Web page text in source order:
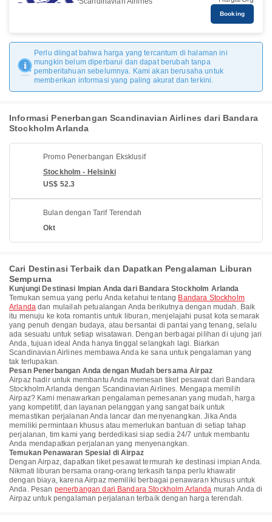
Booking
Perlu diingat bahwa harga yang tercantum di halaman ini
mungkin belum diperbarui dan dapat berubah tanpa
pemberitahuan sebelumnya. Kami akan berusaha untuk
memberikan informasi yang paling akurat dan terkini.
Informasi Penerbangan Scandinavian Airlines dari Bandara
Stockholm Arlanda
Promo Penerbangan Eksklusif
Stockholm - Helsinki
US$ 52.3
Bulan dengan Tarif Terendah
Okt
Cari Destinasi Terbaik dan Dapatkan Pengalaman Liburan
Sempurna
Kunjungi Destinasi Impian Anda dari Bandara Stockholm Arlanda
Temukan semua yang perlu Anda ketahui tentang Bandara Stockholm
Arlandadan mulailah petualangan Anda berikutnya dengan mudah. Baik
itu menuju ke kota romantis untuk liburan, menjelajahi pusat kota semarak
yang penuh dengan budaya, atau bersantai di pantai yang tenang, selalu
ada sesuatu untuk setiap wisatawan. Dengan berbagai pilihan di ujung jari
Anda, tujuan ideal Anda hanya tinggal selangkah lagi. Biarkan
Scandinavian Airlines membawa Anda ke sana untuk pengalaman yang
tak terlupakan.
Pesan Penerbangan Anda dengan Mudah bersama Airpaz
Airpaz hadir untuk membantu Anda memesan tiket pesawat dari Bandara
Stockholm Arlanda dengan Scandinavian Airlines. Mengapa memilih
Airpaz? Kami menawarkan pengalaman pemesanan yang mudah, harga
yang kompetitif, dan layanan pelanggan yang sangat baik untuk
memastikan perjalanan Anda lancar dan menyenangkan. Jika Anda
memiliki permintaan khusus atau memerlukan bantuan di setiap tahap
perjalanan, tim kami yang berdedikasi siap sedia 24/7 untuk membantu
Anda mendapatkan perjalanan yang menyenangkan.
Temukan Penawaran Spesial di Airpaz
Dengan Airpaz, dapatkan tiket pesawat termurah ke destinasi impian Anda.
Nikmati liburan bersama orang-orang terkasih tanpa perlu khawatir
dengan biaya, karena Airpaz memiliki berbagai penawaran khusus untuk
Anda. Pesan penerbangan dari Bandara Stockholm Arlanda murah Anda di
Airpaz untuk pengalaman perjalanan terbaik dengan harga terendah.